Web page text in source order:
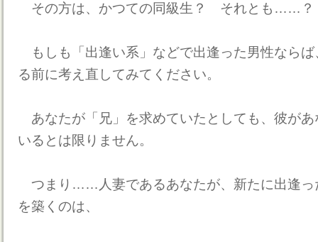
その方は、かつての同級生？ それとも……？
もしも「出逢い系」などで出逢った男性なら
る前に考え直してみてください。
あなたが「兄」を求めていたとしても、彼が
いるとは限りません。
つまり……人妻であるあなたが、新たに出逢っ
を築くのは、